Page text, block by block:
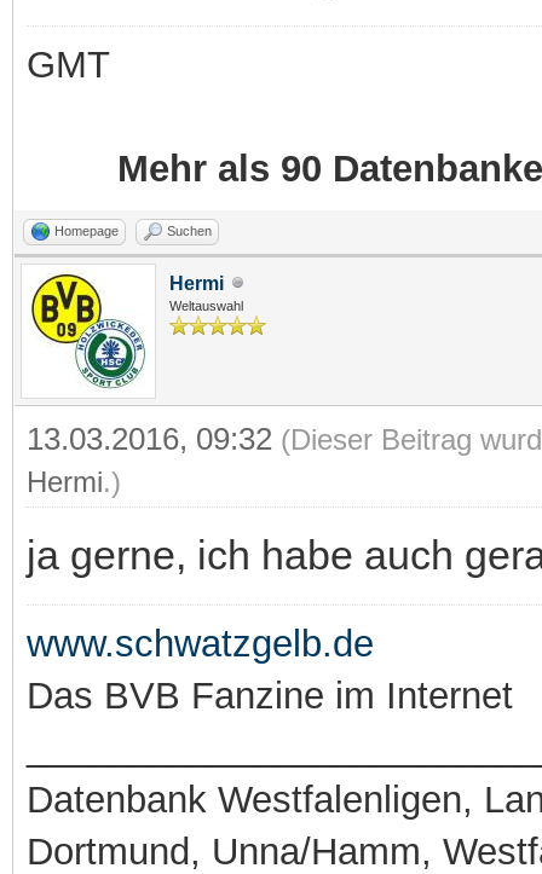
GMT
Mehr als 90
Homepage
Hermi
Hermi.)
ja gerne, ich habe auch
www.schwatzgelb.de
Das BVB Fanzine im Internet